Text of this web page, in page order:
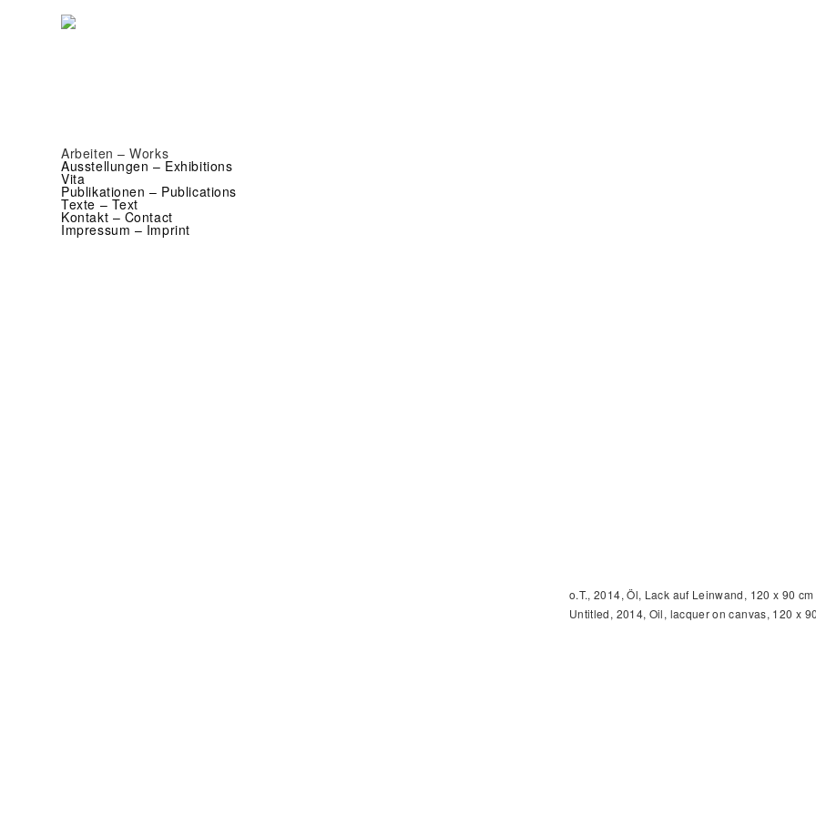
Arbeiten – Works
Ausstellungen – Exhibitions
Vita
Publikationen – Publications
Texte – Text
Kontakt – Contact
Impressum – Imprint
o.T., 2014, Öl, Lack auf Leinwand, 120 x 90 cm
Untitled, 2014, Oil, lacquer on canvas, 120 x